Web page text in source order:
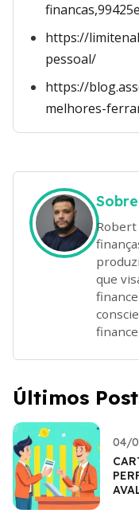
https://
pessoal/
https://
melhores-
Robert
que
Últimos
04/